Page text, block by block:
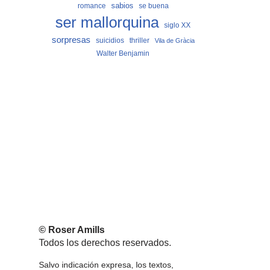
romance sabios se buena
ser mallorquina siglo XX
sorpresas suicidios thriller
Vila de Gràcia
Walter Benjamin
© Roser Amills
Todos los derechos reservados.
Salvo indicación expresa, los textos,